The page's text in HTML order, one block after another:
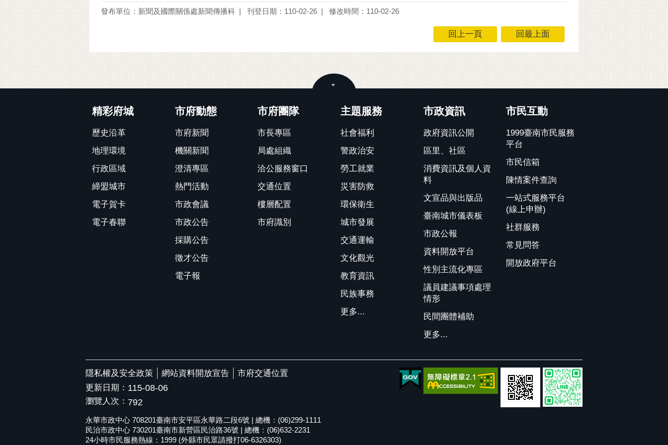
發布單位：新聞及國際關係處新聞傳播科 刊登日期：110-02-26 修改時間：110-02-26
回上一頁 回最上面
精彩府城
歷史沿革
地理環境
行政區域
締盟城市
電子賀卡
電子春聯
市府動態
市府新聞
機關新聞
澄清專區
熱門活動
市政會議
市政公告
採購公告
徵才公告
電子報
市府團隊
市長專區
局處組織
洽公服務窗口
交通位置
樓層配置
市府識別
主題服務
社會福利
警政治安
勞工就業
災害防救
環保衛生
城市發展
交通運輸
文化觀光
教育資訊
民族事務
更多...
市政資訊
政府資訊公開
區里、社區
消費資訊及個人資
料
文宣品與出版品
臺南城市儀表板
市政公報
資料開放平台
性別主流化專區
議員建議事項處理
情形
民間團體補助
更多...
市民互動
1999臺南市民服務
平台
市民信箱
陳情案件查詢
一站式服務平台
(線上申辦)
社群服務
常見問答
開放政府平台
隱私權及安全政策 網站資料開放宣告
市府交通位置
更新日期： 115-08-06
瀏覽人次： 792
永華市政中心 708201臺南市安平區永華路二段6號 | 總機：(06)299-1111
民治市政中心 730201臺南市新營區民治路36號 | 總機：(06)632-2231
24小時市民服務熱線：1999 (外縣市民眾請撥打06-6326303)